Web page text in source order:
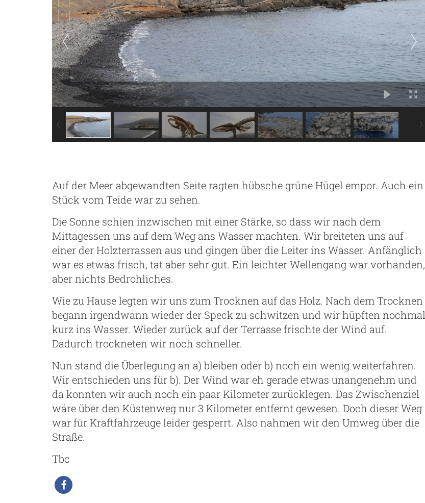
Auf der Meer abgewandten Seite ragten hübsche grüne Hügel empor. Auch ein
Stück vom Teide war zu sehen.
Die Sonne schien inzwischen mit einer Stärke, so dass wir nach dem
Mittagessen uns auf dem Weg ans Wasser machten. Wir breiteten uns auf
einer der Holzterrassen aus und gingen über die Leiter ins Wasser. Anfänglich
war es etwas frisch, tat aber sehr gut. Ein leichter Wellengang war vorhanden,
aber nichts Bedrohliches.
Wie zu Hause legten wir uns zum Trocknen auf das Holz. Nach dem Trocknen
begann irgendwann wieder der Speck zu schwitzen und wir hüpften nochmal
kurz ins Wasser. Wieder zurück auf der Terrasse frischte der Wind auf.
Dadurch trockneten wir noch schneller.
Nun stand die Überlegung an a) bleiben oder b) noch ein wenig weiterfahren.
Wir entschieden uns für b). Der Wind war eh gerade etwas unangenehm und
da konnten wir auch noch ein paar Kilometer zurücklegen. Das Zwischenziel
wäre über den Küstenweg nur 3 Kilometer entfernt gewesen. Doch dieser Weg
war für Kraftfahrzeuge leider gesperrt. Also nahmen wir den Umweg über die
Straße.
Tbc